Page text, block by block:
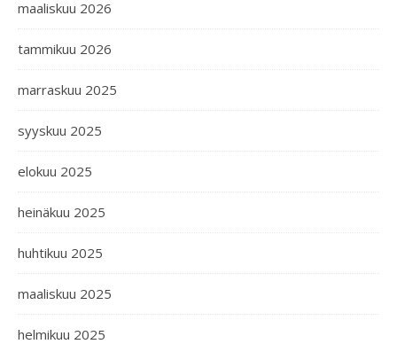
maaliskuu 2026
tammikuu 2026
marraskuu 2025
syyskuu 2025
elokuu 2025
heinäkuu 2025
huhtikuu 2025
maaliskuu 2025
helmikuu 2025